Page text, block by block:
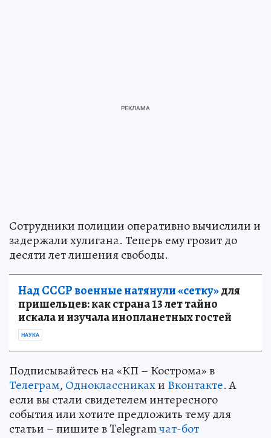
Сотрудники полиции оперативно вычислили и
задержали хулигана. Теперь ему грозит до
десяти лет лишения свободы.
Над СССР военные натянули «сетку»для
пришельцев: как страна 13 лет тайно
искала и изучала инопланетных гостей
НАУКА
Подписывайтесь на «КП – Кострома» в
Телеграм, Одноклассникахи Вконтакте. А
если вы стали свидетелем интересного
события или хотите предложить тему для
статьи – пишите в Telegramчат-бот